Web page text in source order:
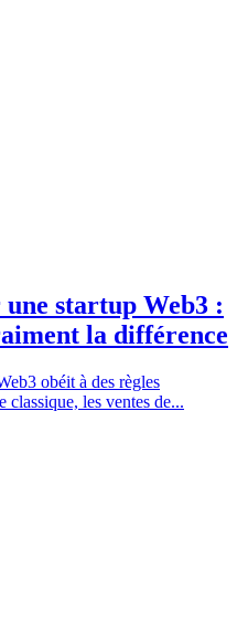
startup Web3 :
la différence
obéit à des règles
classique, les ventes de...